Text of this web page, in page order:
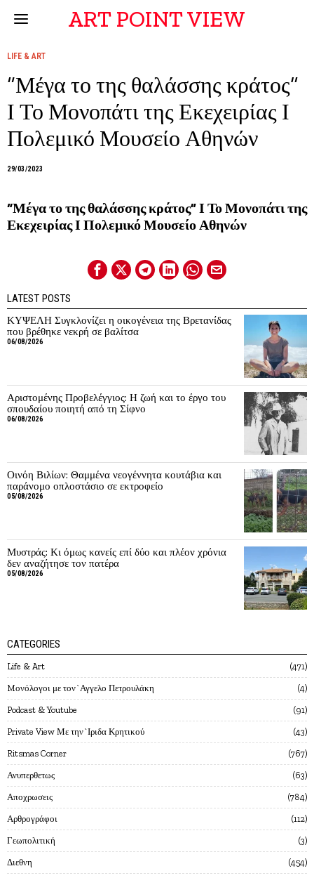
ART POINT VIEW
LIFE & ART
“Μέγα το της θαλάσσης κράτος”
Ι Το Μονοπάτι της Εκεχειρίας Ι
Πολεμικό Μουσείο Αθηνών
29/03/2023
“Μέγα το της θαλάσσης κράτος” Ι Το Μονοπάτι της
Εκεχειρίας Ι Πολεμικό Μουσείο Αθηνών
LATEST POSTS
ΚΥΨΕΛΗ Συγκλονίζει η οικογένεια της Βρετανίδας
που βρέθηκε νεκρή σε βαλίτσα
06/08/2026
Αριστομένης Προβελέγγιος: Η ζωή και το έργο του
σπουδαίου ποιητή από τη Σίφνο
06/08/2026
Οινόη Βιλίων: Θαμμένα νεογέννητα κουτάβια και
παράνομο οπλοστάσιο σε εκτροφείο
05/08/2026
Μυστράς: Κι όμως κανείς επί δύο και πλέον χρόνια
δεν αναζήτησε τον πατέρα
05/08/2026
CATEGORIES
Life & Art 471
Mονόλογοι με τον`Αγγελο Πετρουλάκη 4
Podcast & Youtube 91
Private View Με την`Ιριδα Κρητικού 43
Ritsmas Corner 767
Ανυπερθετως 63
Αποχρωσεις 784
Αρθρογράφοι 112
Γεωπολιτική 3
Διεθνη 454